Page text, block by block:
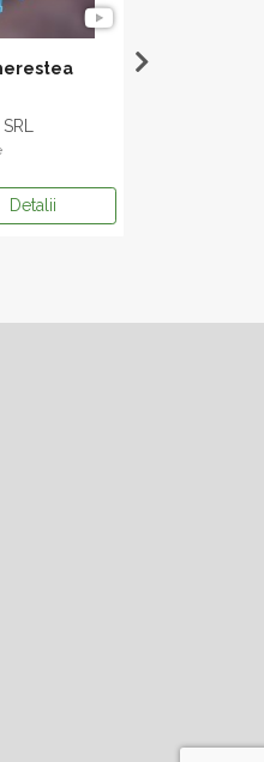
Detalii
Despicător